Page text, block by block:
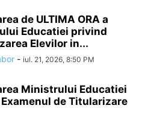
de ULTIMA ORA a
Educatiei privind
Elevilor in...
- iul. 21, 2026, 8:50 PM
Ministrului Educatiei
de Titularizare